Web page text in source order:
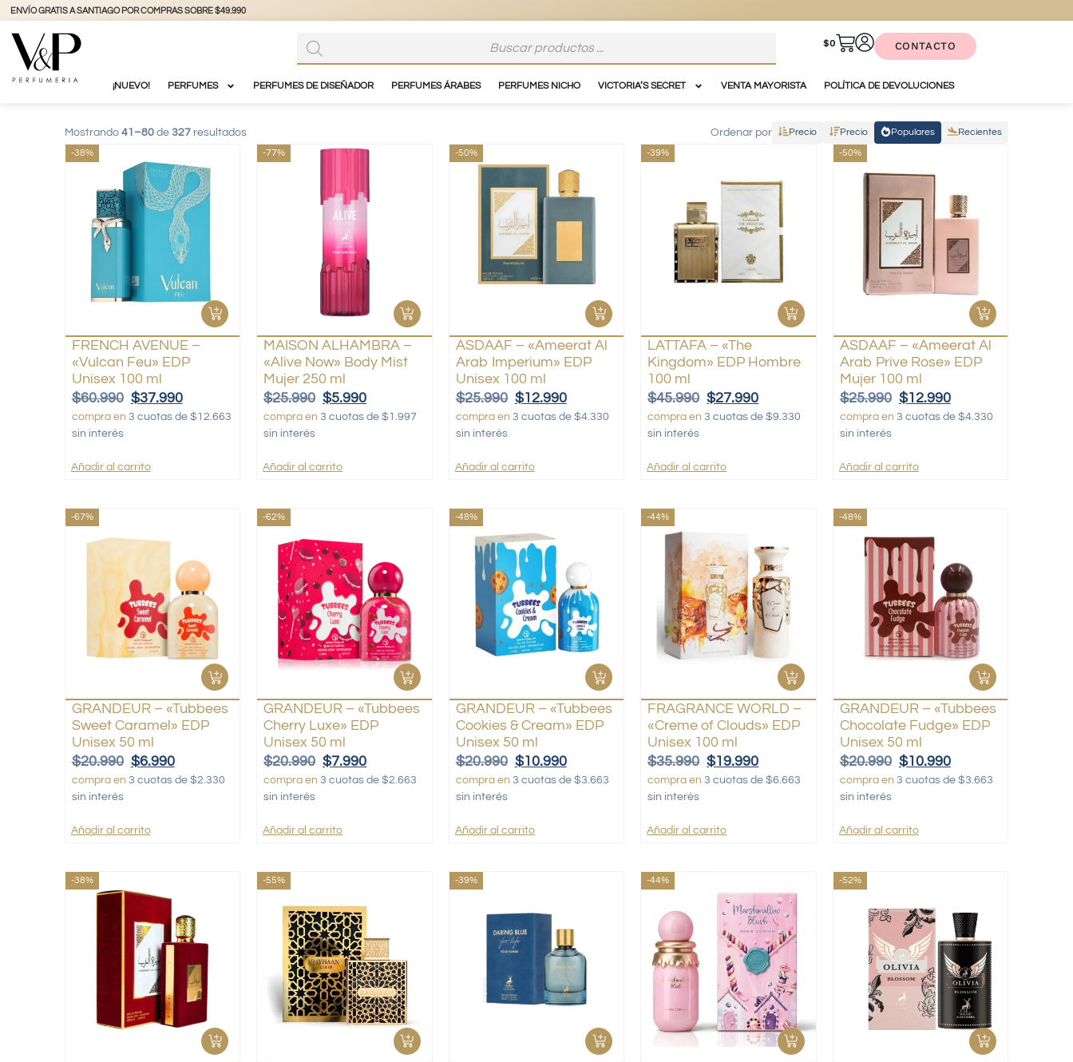
+56 9 3877 3738 @vyp_store.chile vypstore.cl
$0 CONTACTO
¡NUEVO! PERFUMES PERFUMES DE DISEÑADOR PERFUMES ÁRABES PERFUMES NICHO VICTORIA’S SECRET VENTA MAYORISTA POLÍTICA DE DEVOLUCIONES
Mostrando 41–80de 327resultados Ordenar por Precio Precio Populares
Recientes
-38%
FRENCH AVENUE –
«Vulcan Feu» EDP
Unisex 100 ml
$60.990 $37.990
compra en 3 cuotas de $12.663
sin interés
Añadir al carrito
-77%
MAISON ALHAMBRA –
«Alive Now» Body Mist
Mujer 250 ml
$25.990 $5.990
compra en 3 cuotas de $1.997
sin interés
Añadir al carrito
-50%
ASDAAF – «Ameerat Al
Arab Imperium» EDP
Unisex 100 ml
$25.990 $12.990
compra en 3 cuotas de $4.330
sin interés
Añadir al carrito
-39%
LATTAFA – «The
Kingdom» EDP Hombre
100 ml
$45.990 $27.990
compra en 3 cuotas de $9.330
sin interés
Añadir al carrito
-50%
ASDAAF – «Ameerat Al
Arab Prive Rose» EDP
Mujer 100 ml
$25.990 $12.990
compra en 3 cuotas de $4.330
sin interés
Añadir al carrito
-67%
GRANDEUR – «Tubbees
Sweet Caramel» EDP
Unisex 50 ml
$20.990 $6.990
compra en 3 cuotas de $2.330
sin interés
Añadir al carrito
-62%
GRANDEUR – «Tubbees
Cherry Luxe» EDP
Unisex 50 ml
$20.990 $7.990
compra en 3 cuotas de $2.663
sin interés
Añadir al carrito
-48%
GRANDEUR – «Tubbees
Cookies & Cream» EDP
Unisex 50 ml
$20.990 $10.990
compra en 3 cuotas de $3.663
sin interés
Añadir al carrito
-44%
FRAGRANCE WORLD –
«Creme of Clouds» EDP
Unisex 100 ml
$35.990 $19.990
compra en 3 cuotas de $6.663
sin interés
Añadir al carrito
-48%
GRANDEUR – «Tubbees
Chocolate Fudge» EDP
Unisex 50 ml
$20.990 $10.990
compra en 3 cuotas de $3.663
sin interés
Añadir al carrito
-38% -55% -39% -44% -52%